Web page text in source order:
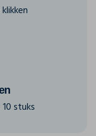
stuks